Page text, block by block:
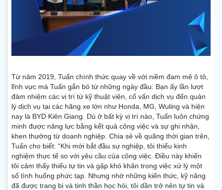
Từ năm 2019, Tuấn chính thức quay về với niềm đam mê ô tô,
lĩnh vực mà Tuấn gắn bó từ những ngày đầu. Bạn ấy lần lượt
đảm nhiệm các vị trí từ kỹ thuật viên, cố vấn dịch vụ đến quản
lý dịch vụ tại các hãng xe lớn như Honda, MG, Wuling và hiện
nay là BYD Kiên Giang. Dù ở bất kỳ vị trí nào, Tuấn luôn chứng
minh được năng lực bằng kết quả công việc và sự ghi nhận,
khen thưởng từ doanh nghiệp. Chia sẻ về quãng thời gian trên,
Tuấn cho biết: “Khi mới bắt đầu sự nghiệp, tôi thiếu kinh
nghiệm thực tế so với yêu cầu của công việc. Điều này khiến
tôi cảm thấy thiếu tự tin và gặp khó khăn trong việc xử lý một
số tình huống phức tạp. Nhưng nhờ những kiến thức, kỹ năng
đã được trang bị và tinh thần học hỏi, tôi dần trở nên tự tin và